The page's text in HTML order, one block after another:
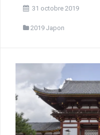
31 octobre 2019
2019 Japon